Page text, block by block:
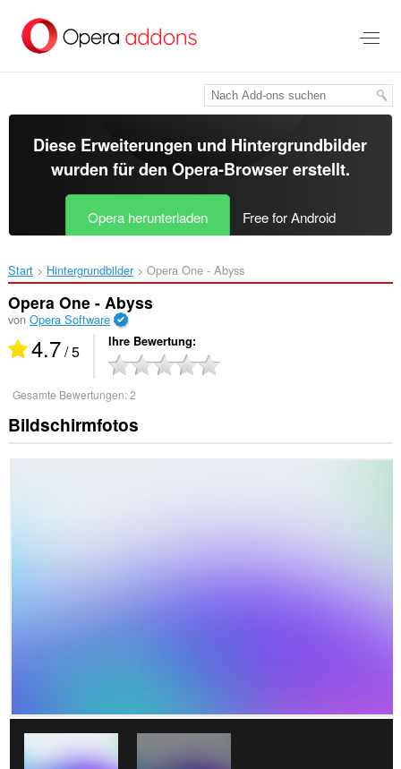
Hauptinhalt
springen
Diese Erweiterungen und Hintergrundbilder
wurden für den Opera-Browsererstellt.
Opera herunterladen Free for Android
Start Hintergrundbilder Opera One - Abyss‎
Opera One - Abyss
von Opera Software
4.7/ 5 Ihre Bewertung
Gesamte Bewertungen:2
Bildschirmfotos